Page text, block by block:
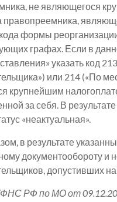
не являющегося
правопреемника,
формы
графах. Если в
указать код
или 214 («По
крупнейшим
за себя. В
«неактуальная».
в результате
документообороту и
допустивших
РФ по МО от